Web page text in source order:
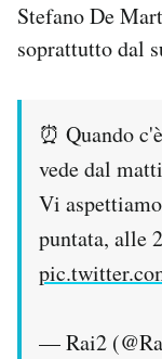
Stefano De
soprattutto dal
⏰ Quando c'è
vede dal
Vi
puntata, alle
— Rai2